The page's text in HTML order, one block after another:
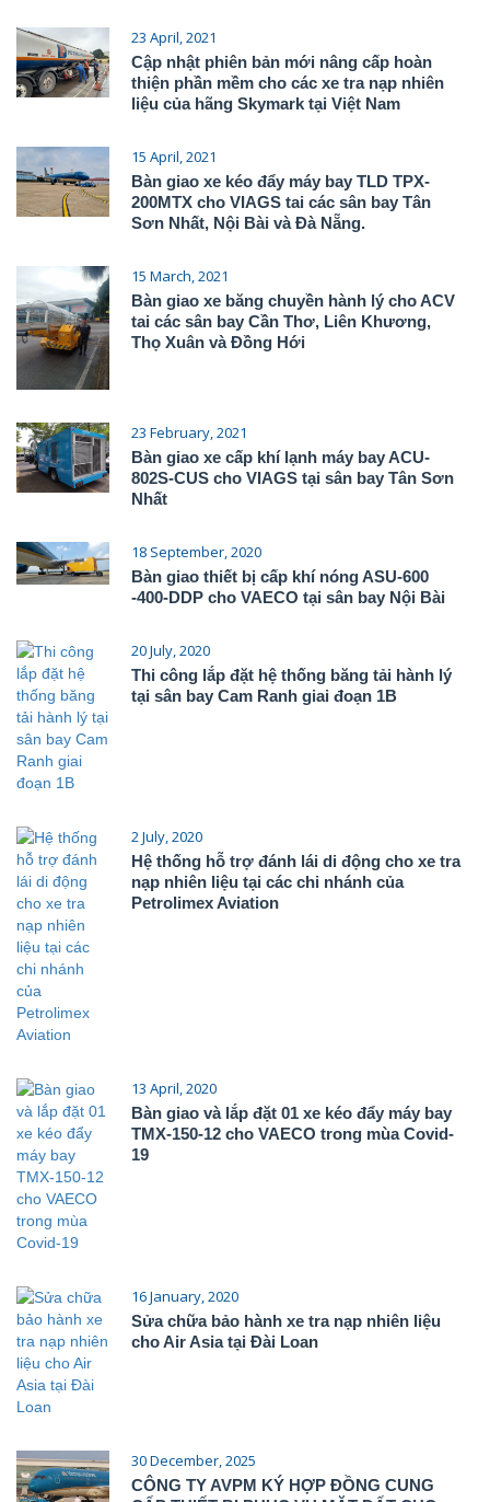
23 April, 2021
Cập nhật phiên bản mới nâng cấp hoàn
thiện phần mềm cho các xe tra nạp nhiên
liệu của hãng Skymark tại Việt Nam
15 April, 2021
Bàn giao xe kéo đẩy máy bay TLD TPX-
200MTX cho VIAGS tai các sân bay Tân
Sơn Nhất, Nội Bài và Đà Nẵng.
15 March, 2021
Bàn giao xe băng chuyền hành lý cho ACV
tai các sân bay Cần Thơ, Liên Khương,
Thọ Xuân và Đồng Hới
23 February, 2021
Bàn giao xe cấp khí lạnh máy bay ACU-
802S-CUS cho VIAGS tại sân bay Tân Sơn
Nhất
18 September, 2020
Bàn giao thiết bị cấp khí nóng ASU-600
-400-DDP cho VAECO tại sân bay Nội Bài
20 July, 2020
Thi công lắp đặt hệ thống băng tải hành lý
tại sân bay Cam Ranh giai đoạn 1B
2 July, 2020
Hệ thống hỗ trợ đánh lái di động cho xe tra
nạp nhiên liệu tại các chi nhánh của
Petrolimex Aviation
13 April, 2020
Bàn giao và lắp đặt 01 xe kéo đẩy máy bay
TMX-150-12 cho VAECO trong mùa Covid-
19
16 January, 2020
Sửa chữa bảo hành xe tra nạp nhiên liệu
cho Air Asia tại Đài Loan
30 December, 2025
CÔNG TY AVPM KÝ HỢP ĐỒNG CUNG